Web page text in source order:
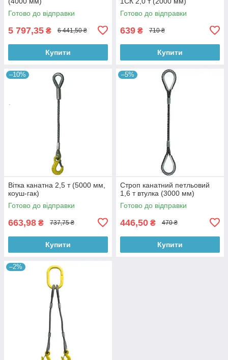
Готово до відправки
5 797,35 ₴ 6 441,50 ₴
Купити
Готово до відправки
639 ₴ 710 ₴
Купити
–10%
Вітка канатна 2,5 т (5000 мм,
коуш-гак)
Готово до відправки
663,98 ₴ 737,75 ₴
Купити
–5%
Строп канатний петльовий
1,6 т втулка (3000 мм)
Готово до відправки
446,50 ₴ 470 ₴
Купити
–2%